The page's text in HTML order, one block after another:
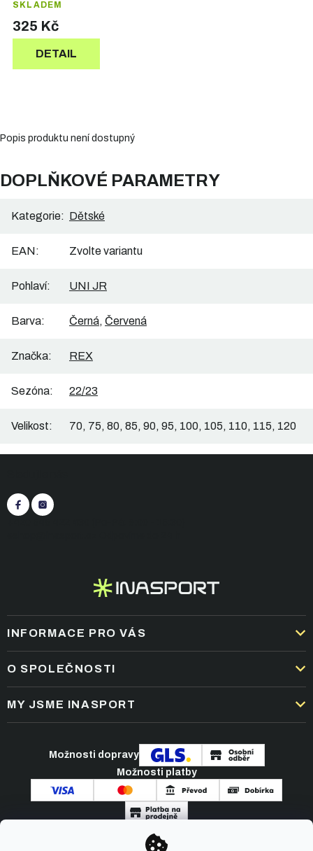
SKLADEM
325 Kč
DETAIL
Popis produktu není dostupný
DOPLŇKOVÉ PARAMETRY
Kategorie: Dětské
EAN: Zvolte variantu
Pohlaví: UNI JR
Barva: Černá, Červená
Značka: REX
Sezóna: 22/23
Velikost: 70, 75, 80, 85, 90, 95, 100, 105, 110, 115, 120
a
INFORMACE PRO VÁS
DOPRAVA A PLATBA
OBCHODNÍ PODMÍNKY
REKLAMACE A VRÁCENÍ ZBOŽÍ
PODMÍNKY AKCÍ
O SPOLEČNOSTI
KARIÉRA
NEJČASTĚJŠÍ OTÁZKY
MY JSME INASPORT
ČLÁNKY A NOVINKY
KONTAKT
Možnosti dopravy
Možnosti platby